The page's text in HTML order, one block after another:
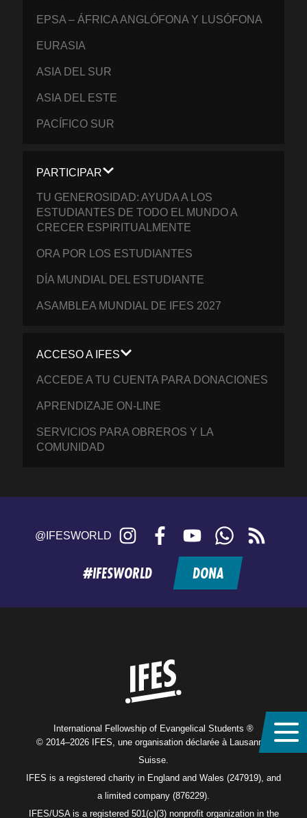
EPSA – ÁFRICA ANGLÓFONA Y LUSÓFONA
EURASIA
ASIA DEL SUR
ASIA DEL ESTE
PACÍFICO SUR
PARTICIPAR
TU GENEROSIDAD: AYUDA A LOS
ESTUDIANTES DE TODO EL MUNDO A
CRECER ESPIRITUALMENTE
ORA POR LOS ESTUDIANTES
DÍA MUNDIAL DEL ESTUDIANTE
ASAMBLEA MUNDIAL DE IFES 2027
ACCESO A IFES
ACCEDE A TU CUENTA PARA DONACIONES
APRENDIZAJE ON-LINE
SERVICIOS PARA OBREROS Y LA
COMUNIDAD
@IFESWORLD Instagram FacebookYouTubeWhatsApp
feed
#IFESWORLD DONA
International Fellowship of Evangelical Students ®
© 2014–2026 IFES, une organisation déclarée à Lausanne,
Suisse.
IFES is a registered charity in England and Wales (247919), and
a limited company (876229).
IFES/USA is a registered 501(c)(3) nonprofit organization in the